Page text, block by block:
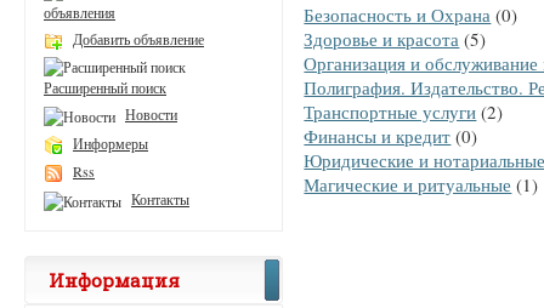
Безопасность и Охрана (0)
Здоровье и красота (5)
Организация и
Полиграфия. Издательство.
Транспортные услуги (2)
Финансы и кредит (0)
Юридические и
Магические и ритуальные (1)
объявления
Добавить объявление
Расширенный поиск
Новости
Информеры
Rss
Контакты
Информация